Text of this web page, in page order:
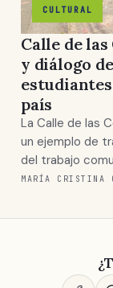
CULTURAL
Calle de
y diálogo
país
La Calle de las
un ejemplo de
del trabajo
MARÍA CRISTINA